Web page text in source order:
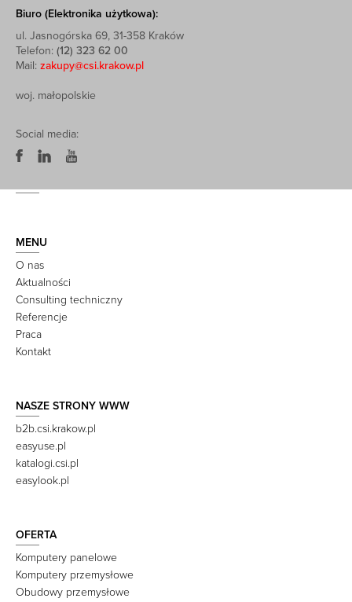
Biuro (Elektronika użytkowa):
ul. Jasnogórska 69, 31-358 Kraków
Telefon: (12) 323 62 00
Mail: zakupy@csi.krakow.pl
woj. małopolskie
Social media:
MENU
O nas
Aktualności
Consulting techniczny
Referencje
Praca
Kontakt
NASZE STRONY WWW
b2b.csi.krakow.pl
easyuse.pl
katalogi.csi.pl
easylook.pl
OFERTA
Komputery panelowe
Komputery przemysłowe
Obudowy przemysłowe